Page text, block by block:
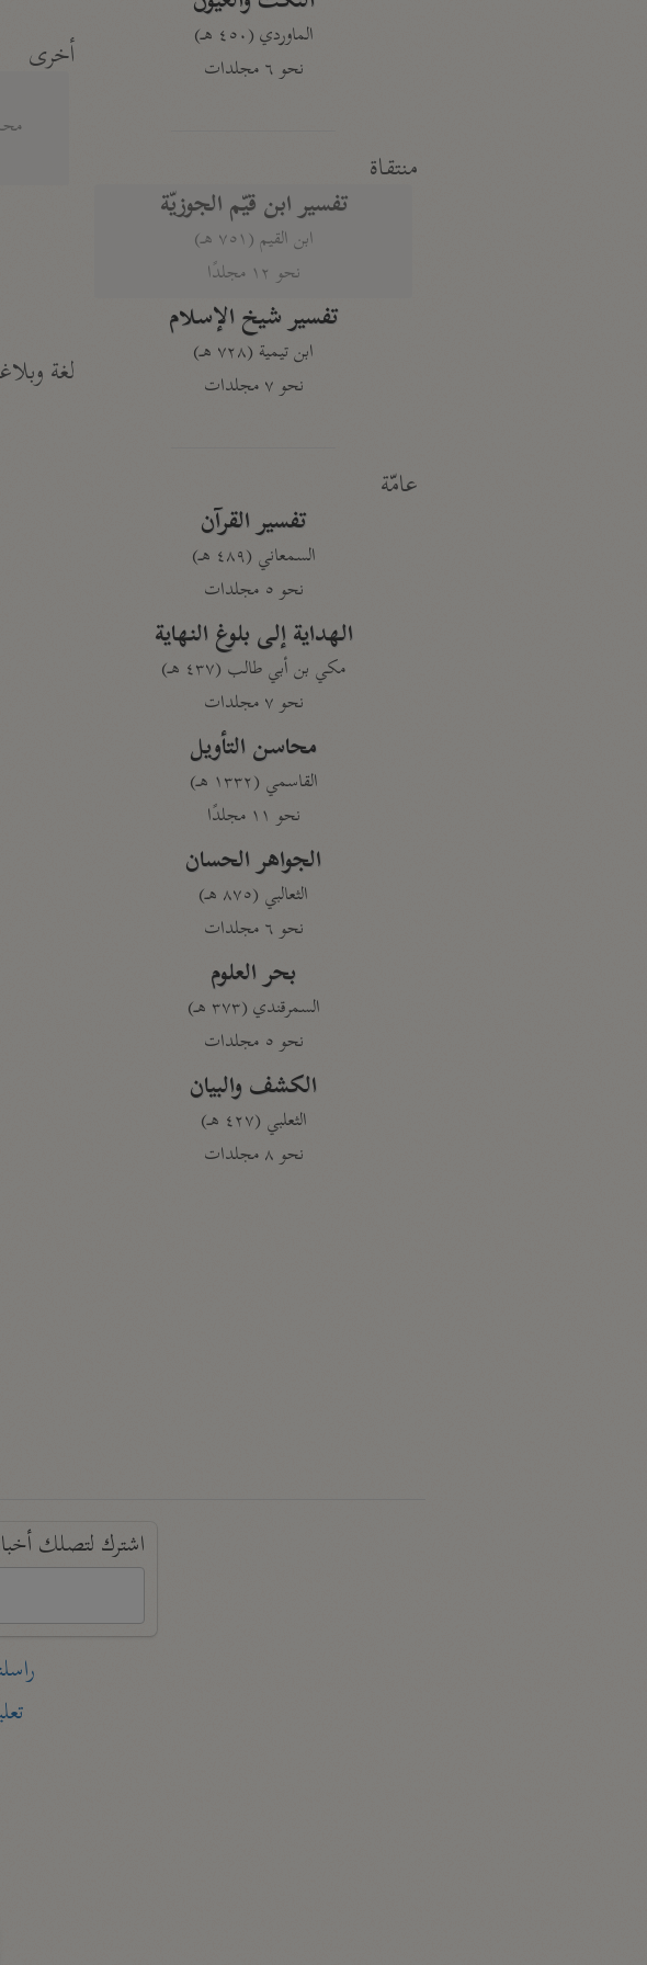
الماوردي (٤٥٠ هـ)
نحو ٦ مجلدات
منتقاة
تفسير ابن قيّم الجوزيّة
ابن القيم (٧٥١ هـ)
نحو ١٢ مجلدًا
تفسير شيخ الإسلام
ابن تيمية (٧٢٨ هـ)
نحو ٧ مجلدات
عامّة
تفسير القرآن
السمعاني (٤٨٩ هـ)
نحو ٥ مجلدات
الهداية إلى بلوغ النهاية
مكي بن أبي طالب (٤٣٧ هـ)
نحو ٧ مجلدات
محاسن التأويل
القاسمي (١٣٣٢ هـ)
نحو ١١ مجلدًا
الجواهر الحسان
الثعالبي (٨٧٥ هـ)
نحو ٦ مجلدات
بحر العلوم
السمرقندي (٣٧٣ هـ)
نحو ٥ مجلدات
الكشف والبيان
الثعلبي (٤٢٧ هـ)
نحو ٨ مجلدات
أخرى
لغة
اشترك لتصلك